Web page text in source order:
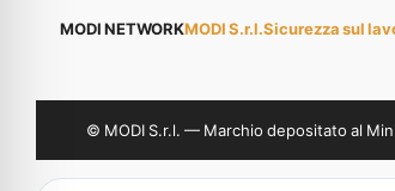
MODI NETWORKMODI S.r.l.Sicurezza sul
© MODI S.r.l. — Marchio depositato al